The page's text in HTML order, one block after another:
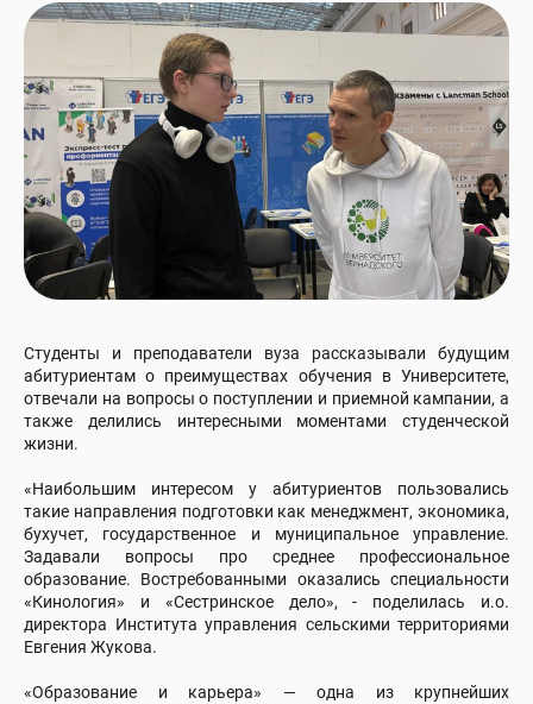
Студенты и преподаватели вуза рассказывали будущим
абитуриентам о преимуществах обучения в Университете,
отвечали на вопросы о поступлении и приемной кампании, а
также делились интересными моментами студенческой
жизни.
«Наибольшим интересом у абитуриентов пользовались
такие направления подготовки как менеджмент, экономика,
бухучет, государственное и муниципальное управление.
Задавали вопросы про среднее профессиональное
образование. Востребованными оказались специальности
«Кинология» и «Сестринское дело», - поделилась и.о.
директора Института управления сельскими территориями
Евгения Жукова.
«Образование и карьера» — одна из крупнейших